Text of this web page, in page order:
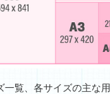
一覧、各サイズの主な用